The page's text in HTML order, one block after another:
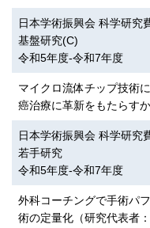
日本学術振興会 科学研究
基盤研究(C)
令和5年度-令和7年度
マイクロ流体チップ技術
癌治療に革新をもたらす
日本学術振興会 科学研究
若手研究
令和5年度-令和7年度
外科コーチングで手術パ
術の定量化（研究代表者：